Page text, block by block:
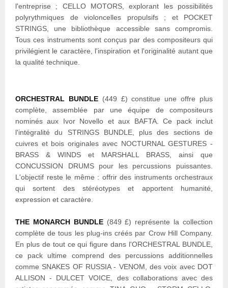
l'entreprise ; CELLO MOTORS, explorant les possibilités
polyrythmiques de violoncelles propulsifs ; et POCKET
STRINGS, une bibliothèque accessible sans compromis.
Tous ces instruments sont conçus par des compositeurs qui
privilégient le caractère, l'inspiration et l'originalité autant que
la qualité technique.
ORCHESTRAL BUNDLE(449 £) constitue une offre plus
complète, assemblée par une équipe de compositeurs
nominés aux Ivor Novello et aux BAFTA. Ce pack inclut
l'intégralité du STRINGS BUNDLE, plus des sections de
cuivres et bois originales avec NOCTURNAL GESTURES -
BRASS & WINDS et MARSHALL BRASS, ainsi que
CONCUSSION DRUMS pour les percussions puissantes.
L'objectif reste le même : offrir des instruments orchestraux
qui sortent des stéréotypes et apportent humanité,
expression et caractère.
THE MONARCH BUNDLE(849 £) représente la collection
complète de tous les plug-ins créés par Crow Hill Company.
En plus de tout ce qui figure dans l'ORCHESTRAL BUNDLE,
ce pack ultime comprend des percussions additionnelles
comme SNAKES OF RUSSIA - VENOM, des voix avec DOT
ALLISON - DULCET VOICE, des collaborations avec des